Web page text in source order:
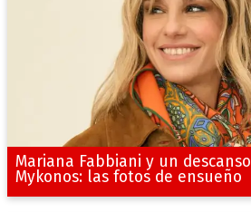
Mariana Fabbiani y un
Mykonos: las fotos de ensueño